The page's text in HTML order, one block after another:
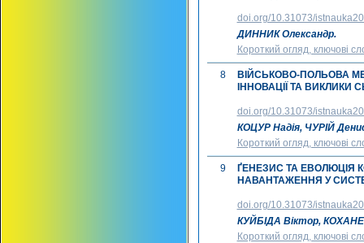
doi.org/10.31073/
ДИННИК Олександр.
Короткий огляд, ключові
8
ВІЙСЬКОВО-ПОЛЬОВА
ІННОВАЦІЇ ТА ВИКЛИКИ
doi.org/10.31073/
КОЦУР Надія, ЧУРІЙ
Короткий огляд, ключові
9
ҐЕНЕЗИС ТА ЕВОЛЮЦІЯ
НАВАНТАЖЕННЯ У
doi.org/10.31073/
КУЙБІДА Віктор,
Короткий огляд, ключові